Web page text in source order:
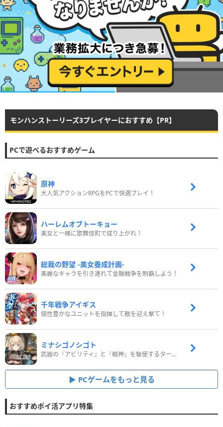
モンハンストーリーズ3プレイヤーにおすすめ【PR】
PCで遊べるおすすめゲーム
原神
大人気アクションRPGをPCで快適プレイ！
ハーレムオブトーキョー
美女と一緒に歌舞伎町で成り上がれ！
総裁の野望 -美女養成計画-
美麗なキャラを引き連れて金融戦争を制覇しよう！
千年戦争アイギス
個性豊かなユニットを指揮して敵を迎え撃て！
ミナシゴノシゴト
武器の『アビリティ』と『戦神』を駆使するターン制コマンドバトルRPG！
PCゲームをもっと見る
おすすめポイ活アプリ特集